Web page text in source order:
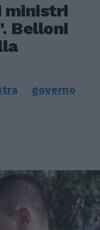
ministri
Belloni
governo